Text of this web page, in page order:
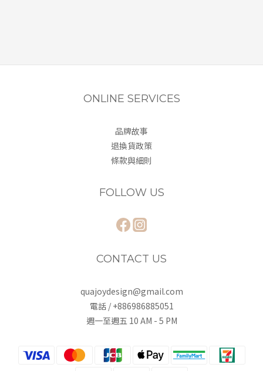
ONLINE SERVICES
品牌故事
退換貨政策
條款與細則
FOLLOW US
CONTACT US
quajoydesign@gmail.com
電話 / +886986885051
週一至週五 10 AM - 5 PM